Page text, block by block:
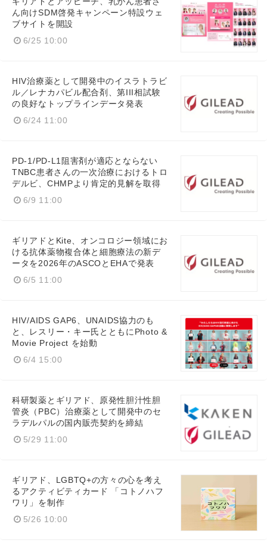
ん向けSDM啓発キャンペーン特設ウェ
ブサイトを開設
6/25 10:00
HIV治療薬として開発中のイスラトラビ
ル／レナカパビル配合剤、第III相試験
の良好なトップラインデータ発表
6/24 11:00
PD-1/PD-L1阻害剤が適応とならない
TNBC患者さんの一次治療におけるトロ
デルビ、CHMPより肯定的見解を取得
6/9 11:00
ギリアドとKite、オンコロジー領域にお
ける抗体薬物複合体と細胞療法の新デ
ータを2026年のASCOとEHAで発表
6/5 11:00
HIV/AIDS GAP6、UNAIDS協力のも
と、レスリー・キー氏とともにPhoto &
Movie Project を始動
6/4 15:00
科研製薬とギリアド、原発性胆汁性胆
管炎（PBC）治療薬として開発中のセ
ラデルパルの国内販売契約を締結
5/29 11:00
ギリアド、LGBTQ+の方々の心を考え
るアクティビティカード 「コトノハフ
ワリ」を制作
5/26 10:00